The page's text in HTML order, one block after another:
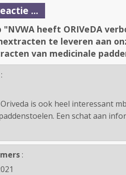
...
"NVWA heeft ORIVeDA
te leveren aan
van medicinale
:
is ook heel interessant
Een schat aan
: